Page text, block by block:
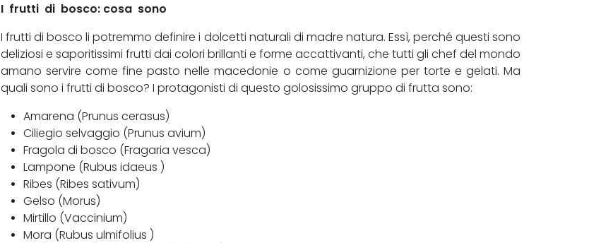
I frutti di bosco: cosa sono
I frutti di bosco li potremmo definire i dolcetti naturali di madre natura. Essì, perché questi sono
deliziosi e saporitissimi frutti dai colori brillanti e forme accattivanti, che tutti gli chef del mondo
amano servire come fine pasto nelle macedonie o come guarnizione per torte e gelati. Ma
quali sono i frutti di bosco? I protagonisti di questo golosissimo gruppo di frutta sono:
Amarena (Prunus cerasus)
Ciliegio selvaggio (Prunus avium)
Fragola di bosco (Fragaria vesca)
Lampone (Rubus idaeus )
Ribes (Ribes sativum)
Gelso (Morus)
Mirtillo (Vaccinium)
Mora (Rubus ulmifolius )